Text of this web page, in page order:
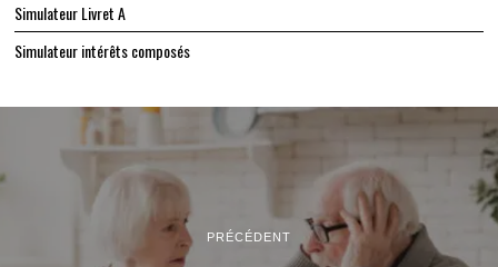
Simulateur Livret A
Simulateur intérêts composés
PRÉCÉDENT